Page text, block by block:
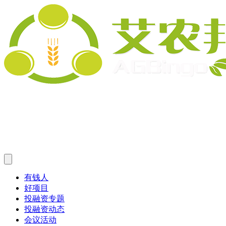
有钱人
好项目
投融资专题
投融资动态
会议活动